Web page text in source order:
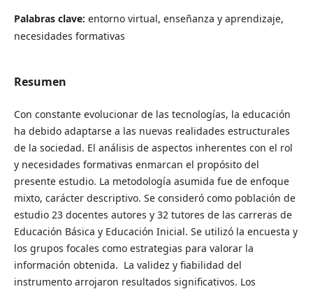
Palabras clave: entorno virtual, enseñanza y aprendizaje,
necesidades formativas
Resumen
Con constante evolucionar de las tecnologías, la educación
ha debido adaptarse a las nuevas realidades estructurales
de la sociedad. El análisis de aspectos inherentes con el rol
y necesidades formativas enmarcan el propósito del
presente estudio. La metodología asumida fue de enfoque
mixto, carácter descriptivo. Se consideró como población de
estudio 23 docentes autores y 32 tutores de las carreras de
Educación Básica y Educación Inicial. Se utilizó la encuesta y
los grupos focales como estrategias para valorar la
información obtenida. La validez y fiabilidad del
instrumento arrojaron resultados significativos. Los